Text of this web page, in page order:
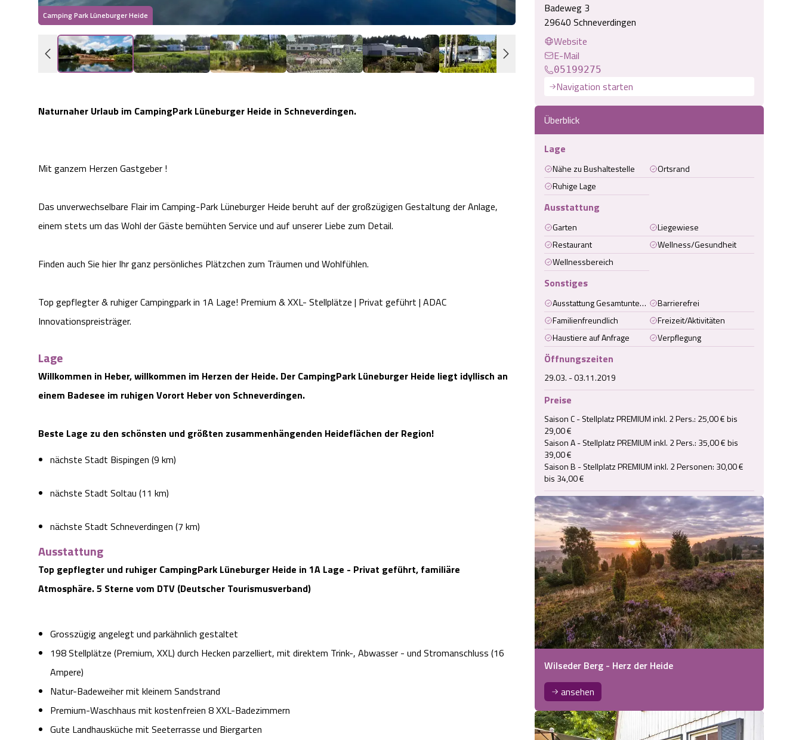
Camping Park Lüneburger Heide 1-20230525_185345-scaled.jpg
Naturnaher Urlaub im CampingPark Lüneburger Heide in Schneverdingen.
Mit ganzem Herzen Gastgeber !
Das unverwechselbare Flair im Camping-Park Lüneburger Heide beruht auf der großzügigen Gestaltung der Anlage,
einem stets um das Wohl der Gäste bemühten Service und auf unserer Liebe zum Detail.
Finden auch Sie hier Ihr ganz persönliches Plätzchen zum Träumen und Wohlfühlen.
Top gepflegter & ruhiger Campingpark in 1A Lage! Premium & XXL- Stellplätze | Privat geführt | ADAC
Innovationspreisträger.
Lage
Willkommen in Heber, willkommen im Herzen der Heide. Der CampingPark Lüneburger Heide liegt idyllisch an
einem Badesee im ruhigen Vorort Heber von Schneverdingen.
Beste Lage zu den schönsten und größten zusammenhängenden Heideflächen der Region!
nächste Stadt Bispingen (9 km)
nächste Stadt Soltau (11 km)
nächste Stadt Schneverdingen (7 km)
Ausstattung
Top gepflegter und ruhiger CampingPark Lüneburger Heide in 1A Lage - Privat geführt, familiäre
Atmosphäre.5 Sterne vom DTV (Deutscher Tourismusverband)
Grosszügig angelegt und parkähnlich gestaltet
198 Stellplätze (Premium, XXL) durch Hecken parzelliert, mit direktem Trink-, Abwasser - und Stromanschluss (16
Ampere)
Natur-Badeweiher mit kleinem Sandstrand
Premium-Waschhaus mit kostenfreien 8 XXL-Badezimmern
Gute Landhausküche mit Seeterrasse und Biergarten
Badeweg 3
29640 Schneverdingen
Website
E-Mail
05199275
Navigation starten
Überblick
Lage
Nähe zu Bushaltestelle
Ortsrand
Ruhige Lage
Ausstattung
Garten
Liegewiese
Restaurant
Wellness/Gesundheit
Wellnessbereich
Sonstiges
Ausstattung Gesamtunterkunft
Barrierefrei
Familienfreundlich
Freizeit/Aktivitäten
Haustiere auf Anfrage
Verpflegung
Öffnungszeiten
29.03. - 03.11.2019
Preise
Saison C - Stellplatz PREMIUM inkl. 2 Pers.: 25,00 € bis
29,00 €
Saison A - Stellplatz PREMIUM inkl. 2 Pers.: 35,00 € bis
39,00 €
Saison B - Stellplatz PREMIUM inkl. 2 Personen: 30,00 €
bis 34,00 €
Wilseder Berg - Herz der Heide
ansehen